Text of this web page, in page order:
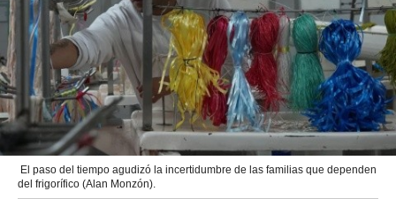
El paso del tiempo agudizó la incertidumbre de las familias que dependen
del frigorífico (Alan Monzón).